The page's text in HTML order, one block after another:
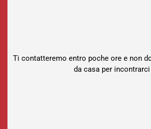
Ti contatteremo entro poche ore e non
da casa per incontrarci